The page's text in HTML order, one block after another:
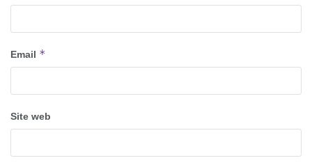
Email *
Site web